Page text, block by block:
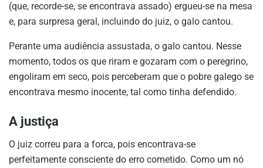
(que, recorde-se, se encontrava assado) ergueu-se na mesa
e, para surpresa geral, incluindo do juiz, o galo cantou.
Perante uma audiência assustada, o galo cantou. Nesse
momento, todos os que riram e gozaram com o peregrino,
engoliram em seco, pois perceberam que o pobre galego se
encontrava mesmo inocente, tal como tinha defendido.
A justiça
O juiz correu para a forca, pois encontrava-se
perfeitamente consciente do erro cometido. Como um nó